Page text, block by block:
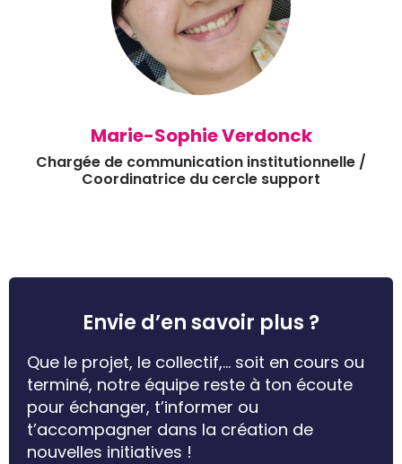
Marie-Sophie Verdonck
Chargée de communication institutionnelle /
Coordinatrice du cercle support
Envie d’en savoir plus ?
Que le projet, le collectif,… soit en cours ou
terminé, notre équipe reste à ton écoute
pour échanger, t’informer ou
t’accompagner dans la création de
nouvelles initiatives !